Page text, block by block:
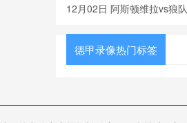
回放
12月02日 阿斯顿维拉vs狼
德甲录像热门标签